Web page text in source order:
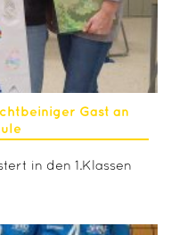
Gast an
in den 1.Klassen